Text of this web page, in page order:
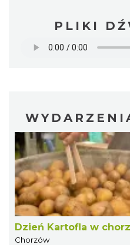
PLIKI
Dzień Kartofla w
Chorzów